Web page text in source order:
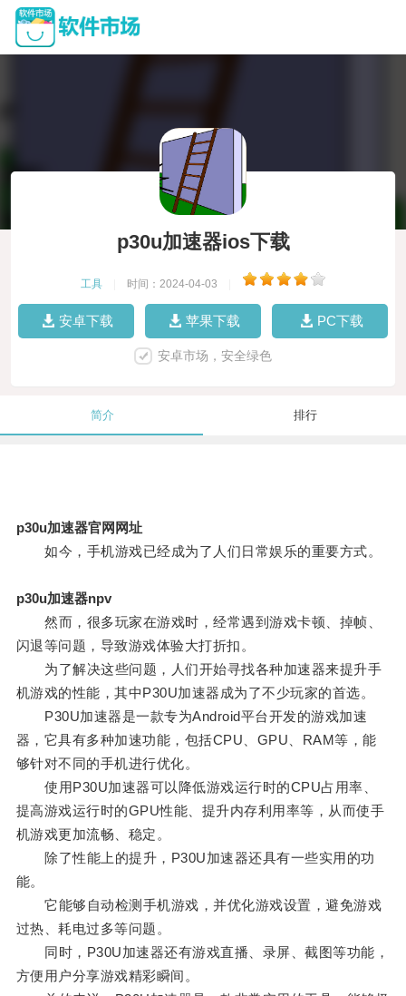
p30u加速器ios下载
工具 时间：2024-04-03
安卓下载 苹果下载 PC下载
安卓市场，安全绿色
简介 排行
p30u加速器官网网址
如今，手机游戏已经成为了人们日常娱乐的重要方式。
p30u加速器npv
然而，很多玩家在游戏时，经常遇到游戏卡顿、掉帧、
闪退等问题，导致游戏体验大打折扣。
为了解决这些问题，人们开始寻找各种加速器来提升手
机游戏的性能，其中P30U加速器成为了不少玩家的首选。
P30U加速器是一款专为Android平台开发的游戏加速
器，它具有多种加速功能，包括CPU、GPU、RAM等，能
够针对不同的手机进行优化。
使用P30U加速器可以降低游戏运行时的CPU占用率、
提高游戏运行时的GPU性能、提升内存利用率等，从而使手
机游戏更加流畅、稳定。
除了性能上的提升，P30U加速器还具有一些实用的功
能。
它能够自动检测手机游戏，并优化游戏设置，避免游戏
过热、耗电过多等问题。
同时，P30U加速器还有游戏直播、录屏、截图等功能，
方便用户分享游戏精彩瞬间。